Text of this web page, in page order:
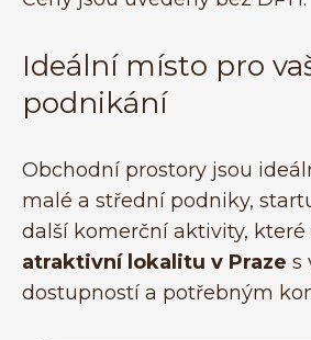
Ideální místo pro
podnikání
Obchodní prostory jsou
malé a střední podniky,
další komerční aktivity,
atraktivní lokalitu v Praze s
dostupností a potřebným